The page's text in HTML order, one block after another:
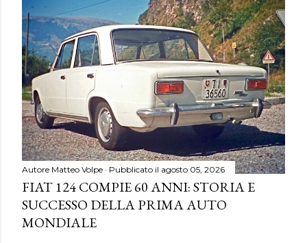
Autore Matteo Volpe Pubblicato il agosto 05, 2026
FIAT 124 COMPIE 60 ANNI: STORIA E
SUCCESSO DELLA PRIMA AUTO
MONDIALE